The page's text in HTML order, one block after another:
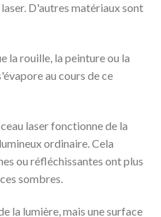
D'autres matériaux sont
la rouille, la peinture ou la
au cours de ce
laser fonctionne de la
ordinaire. Cela
ou réfléchissantes ont plus
sombres.
la lumière, mais une surface